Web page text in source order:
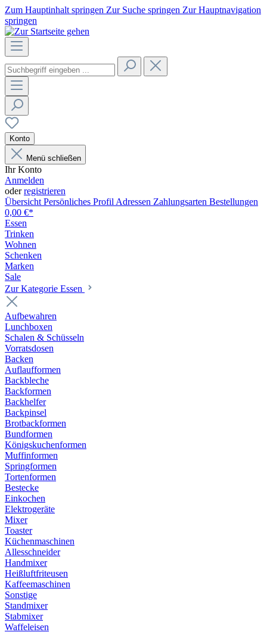
Zum Hauptinhalt springen Zur Suche springen Zur Hauptnavigation
springen
Konto
Menü schließen
Ihr Konto
Anmelden
oderregistrieren
Übersicht Persönliches Profil Adressen Zahlungsarten Bestellungen
0,00 €*
Essen
Trinken
Wohnen
Schenken
Marken
Sale
Zur Kategorie Essen
Aufbewahren
Lunchboxen
Schalen & Schüsseln
Vorratsdosen
Backen
Auflaufformen
Backbleche
Backformen
Backhelfer
Backpinsel
Brotbackformen
Bundformen
Königskuchenformen
Muffinformen
Springformen
Tortenformen
Bestecke
Einkochen
Elektrogeräte
Mixer
Toaster
Küchenmaschinen
Allesschneider
Handmixer
Heißluftfriteusen
Kaffeemaschinen
Sonstige
Standmixer
Stabmixer
Waffeleisen